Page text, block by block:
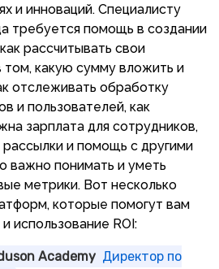
и инноваций. Специалисту
требуется помощь в создании
рассчитывать свои
том, какую сумму вложить и
отслеживать обработку
и пользователей, как
зарплата для сотрудников,
рассылки и помощь с другими
важно понимать и уметь
метрики. Вот несколько
которые помогут вам
использование ROI:
Academy Директор по